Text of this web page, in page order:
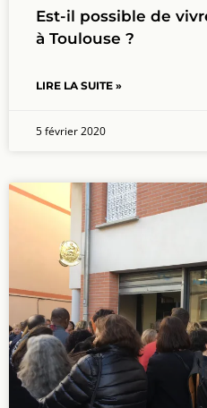
Est-il possible de
à Toulouse ?
LIRE LA SUITE »
5 février 2020